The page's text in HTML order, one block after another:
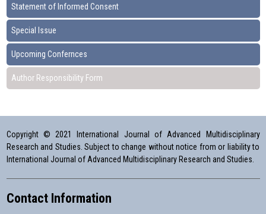
Statement of Informed Consent
Special Issue
Upcoming Confernces
Author Responsibility Form
Copyright © 2021 International Journal of Advanced Multidisciplinary
Research and Studies. Subject to change without notice from or liability to
International Journal of Advanced Multidisciplinary Research and Studies.
Contact Information